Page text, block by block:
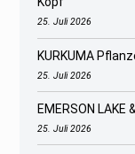
25. Juli 2026
KURKUMA
25. Juli 2026
EMERSON LAKE
25. Juli 2026